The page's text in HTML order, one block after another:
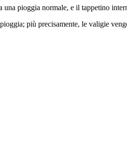
pioggia normale, e il tappetino
più precisamente, le valigie